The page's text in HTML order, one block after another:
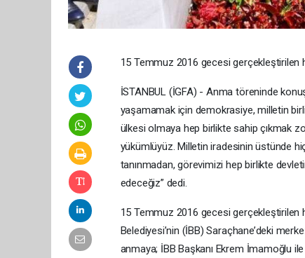
15 Temmuz 2016 gecesi gerçekleştirilen
İSTANBUL (İGFA) - Anma töreninde
yaşamamak için demokrasiye, milletin
ülkesi olmaya hep birlikte sahip çıkmak
yükümlüyüz. Milletin iradesinin üstünde
tanınmadan, görevimizi hep birlikte
edeceğiz” dedi.
15 Temmuz 2016 gecesi gerçekleştirilen
Belediyesi’nin (İBB) Saraçhane’deki
anmaya; İBB Başkanı Ekrem İmamoğlu